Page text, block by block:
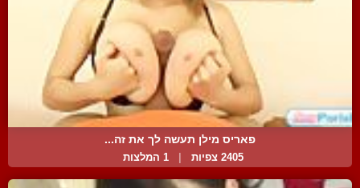
פאריס מילן תעשה לך את זה...
2405 צפיות | 1 המלצות